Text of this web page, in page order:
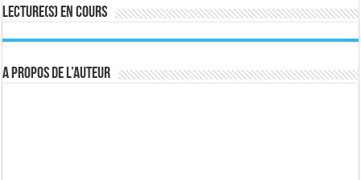
Lecture(s) en cours
A propos de l’auteur